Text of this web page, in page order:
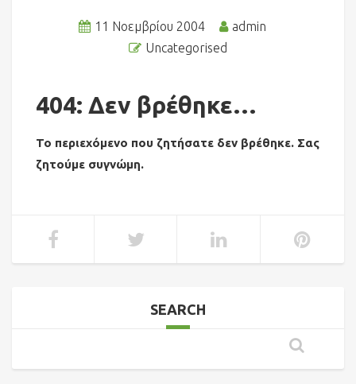
11 Νοεμβρίου 2004
admin
Uncategorised
404: Δεν βρέθηκε…
Το περιεχόμενο που ζητήσατε δεν βρέθηκε. Σας
ζητούμε συγνώμη.
SEARCH